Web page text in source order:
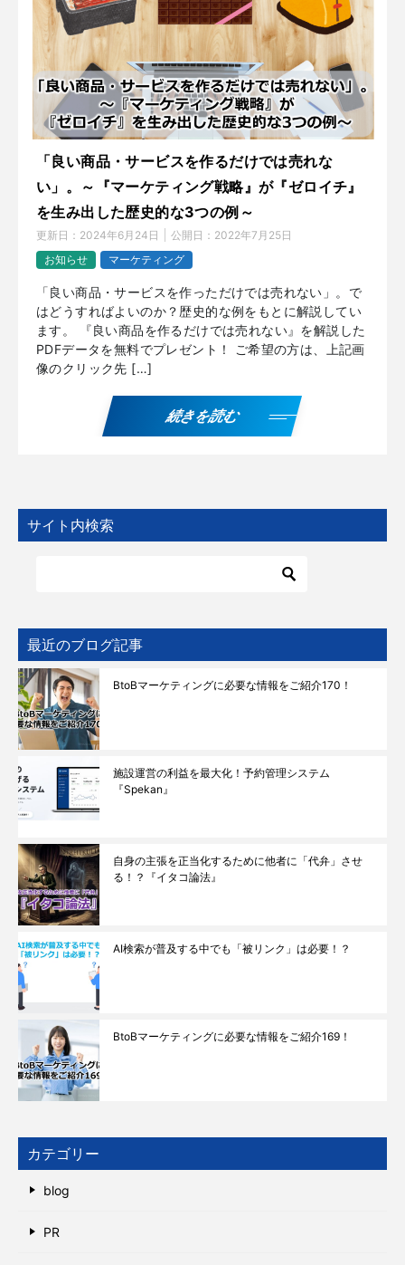
「良い商品・サービスを作るだけでは売れな
い」。～『マーケティング戦略』が『ゼロイチ』
を生み出した歴史的な3つの例～
更新日： 2024年6月24日 公開日： 2022年7月25日
お知らせ
マーケティング
「良い商品・サービスを作っただけでは売れない」。で
はどうすればよいのか？歴史的な例をもとに解説してい
ます。 『良い商品を作るだけでは売れない』を解説した
PDFデータを無料でプレゼント！ ご希望の方は、上記画
像のクリック先 […]
続きを読む
サイト内検索
最近のブログ記事
BtoBマーケティングに必要な情報をご紹介170！
施設運営の利益を最大化！予約管理システム
『Spekan』
自身の主張を正当化するために他者に「代弁」させ
る！？『イタコ論法』
AI検索が普及する中でも「被リンク」は必要！？
BtoBマーケティングに必要な情報をご紹介169！
カテゴリー
blog
PR